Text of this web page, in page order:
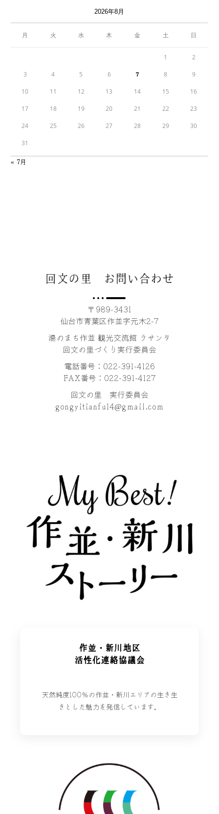
2026年8月
月 火 水 木 金 土 日
1 2
3 4 5 6 7 8 9
10 11 12 13 14 15 16
17 18 19 20 21 22 23
24 25 26 27 28 29 30
31
« 7月
回文の里 お問い合わせ
〒989-3431
仙台市青葉区作並字元木2-7
湯のまち作並 観光交流館 ラサンタ
回文の里づくり実行委員会
電話番号：022-391-4126
FAX番号：022-391-4127
回文の里 実行委員会
gongyitianfu14@gmail.com
作並・新川地区
活性化連絡協議会
天然純度100％の作並・新川エリアの生き生
きとした魅力を発信しています。